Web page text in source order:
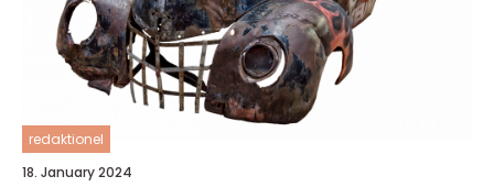
redaktionel
18. January 2024